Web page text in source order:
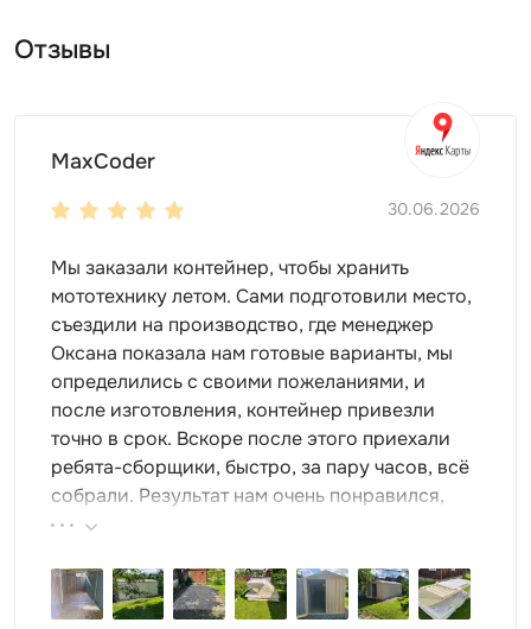
с нанесением печати
полки
стеллажи
паллеты
крючки и т.д.
Особенности модели
длина корпуса 4 метра -
отличнаявместительность? в хозблок можно
вместить сотню мешков картошки! Еще и место
останется!
односкатная крыша, которая выдерживает
натиски непогоды: снег и дождь нипочем для
боковая дверьоткрывает максимальный доступ к
внутреннему пространству!
Отзывы
MaxCoder
30.06.2026
Мы заказали контейнер, чтобы хранить
мототехнику летом. Сами подготовили место,
съездили на производство, где менеджер
Оксана показала нам готовые варианты, мы
определились с своими пожеланиями, и
после изготовления, контейнер привезли
точно в срок. Вскоре после этого приехали
ребята-сборщики, быстро, за пару часов, всё
собрали. Результат нам очень понравился,
поэтому всем советуем эту фирму.